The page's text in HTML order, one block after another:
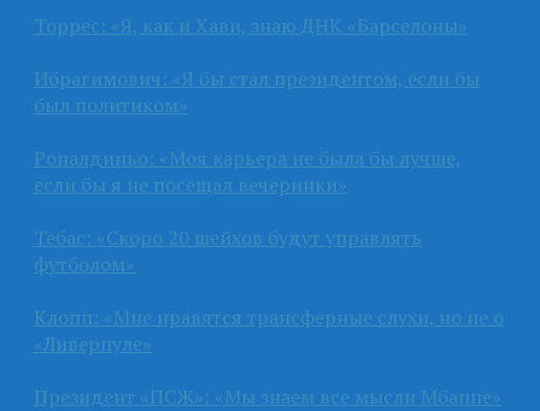
Торрес: «Я, как и Хави, знаю ДНК «Барселоны»
Ибрагимович: «Я бы стал президентом, если бы
был политиком»
Роналдиньо: «Моя карьера не была бы лучше,
если бы я не посещал вечеринки»
Тебас: «Скоро 20 шейхов будут управлять
футболом»
Клопп: «Мне нравятся трансферные слухи, но не о
«Ливерпуле»
Президент «ПСЖ»: «Мы знаем все мысли Мбаппе»